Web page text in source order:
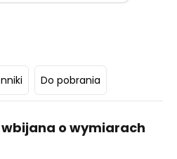
Do pobrania
o wymiarach